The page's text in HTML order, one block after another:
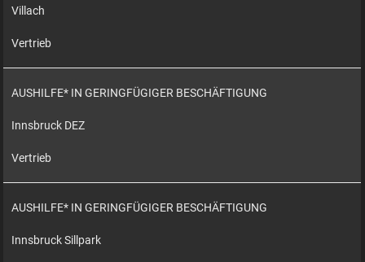
Villach
Vertrieb
AUSHILFE* IN GERINGFÜGIGER BESCHÄFTIGUNG
Innsbruck DEZ
Vertrieb
AUSHILFE* IN GERINGFÜGIGER BESCHÄFTIGUNG
Innsbruck Sillpark